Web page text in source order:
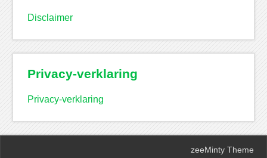
Disclaimer
Privacy-verklaring
Privacy-verklaring
zeeMinty Theme